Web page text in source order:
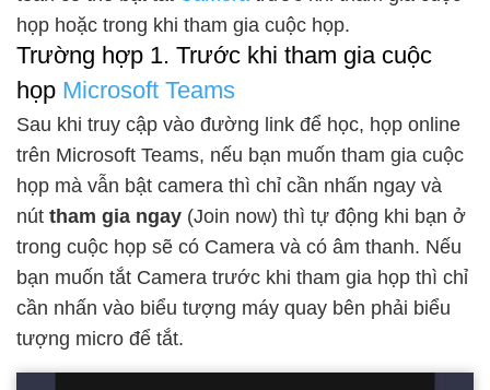
họp hoặc trong khi tham gia cuộc họp.
Trường hợp 1. Trước khi tham gia cuộc
họp Microsoft Teams
Sau khi truy cập vào đường link để học, họp online
trên Microsoft Teams, nếu bạn muốn tham gia cuộc
họp mà vẫn bật camera thì chỉ cần nhấn ngay và
nút tham gia ngay (Join now) thì tự động khi bạn ở
trong cuộc họp sẽ có Camera và có âm thanh. Nếu
bạn muốn tắt Camera trước khi tham gia họp thì chỉ
cần nhấn vào biểu tượng máy quay bên phải biểu
tượng micro để tắt.